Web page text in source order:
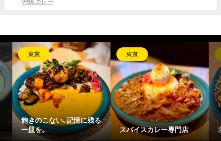
沖縄 カレー
東京
飽きのこない、記憶に残る
一皿を。
東京
スパイスカレー専門店